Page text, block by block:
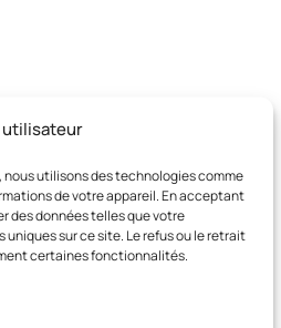
utilisons des technologies comme
de votre appareil. En acceptant
des données telles que votre
sur ce site. Le refus ou le retrait
certaines fonctionnalités.